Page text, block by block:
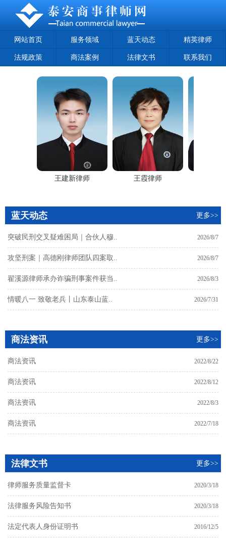
网站首页 服务领域 蓝天动态 精英律师
法规政策 商法案例 法律文书 联系我们
王建新律师 王霞律师
蓝天动态 更多>>
突破民刑交叉疑难困局｜合伙人穆.. 2026/8/7
攻坚刑案｜高德刚律师团队四案取.. 2026/8/7
翟溪源律师承办诈骗刑事案件获当.. 2026/8/3
情暖八一 致敬老兵丨山东泰山蓝.. 2026/7/31
商法资讯 更多>>
商法资讯 2022/8/22
商法资讯 2022/8/12
商法资讯 2022/8/3
商法资讯 2022/7/18
法律文书 更多>>
律师服务质量监督卡 2020/3/18
法律服务风险告知书 2020/3/18
法定代表人身份证明书 2016/12/5